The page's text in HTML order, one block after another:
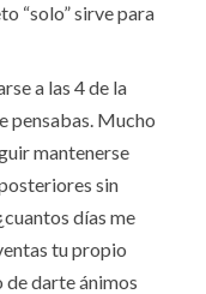
“solo” sirve para
a las 4 de la
pensabas. Mucho
mantenerse
sin
días me
tu propio
de darte ánimos